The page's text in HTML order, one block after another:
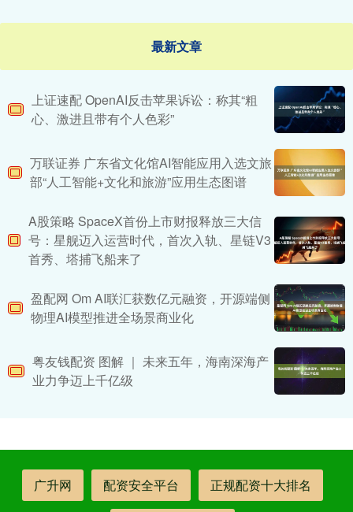
最新文章
上证速配 OpenAI反击苹果诉讼：称其“粗
心、激进且带有个人色彩”
万联证券 广东省文化馆AI智能应用入选文旅
部“人工智能+文化和旅游”应用生态图谱
A股策略 SpaceX首份上市财报释放三大信
号：星舰迈入运营时代，首次入轨、星链V3
首秀、塔捕飞船来了
盈配网 Om AI联汇获数亿元融资，开源端侧
物理AI模型推进全场景商业化
粤友钱配资 图解 ｜ 未来五年，海南深海产
业力争迈上千亿级
广升网 配资安全平台 正规配资十大排名